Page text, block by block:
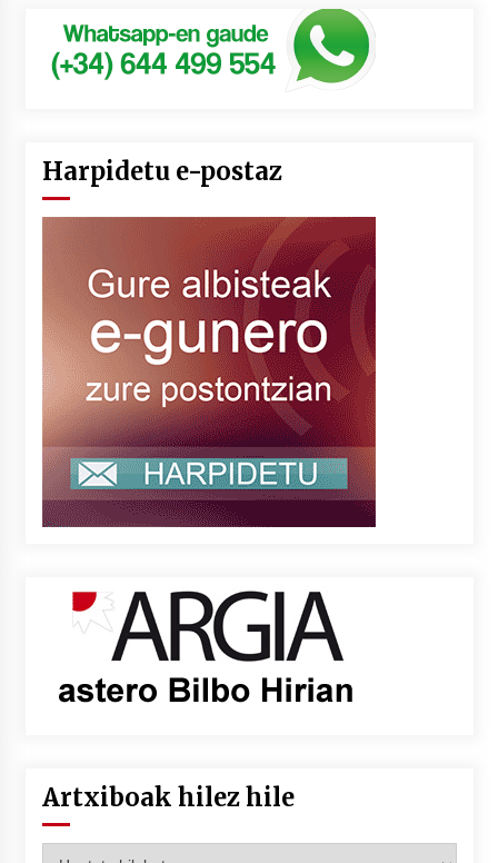
Harpidetu e-postaz
Artxiboak hilez hile